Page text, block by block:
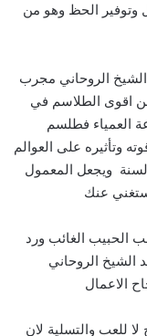
الحظ وهو من
الروحاني مجرب
من اقوى الطلاسم في
العمياء فطلسم
وتأثيره على العوالم
ويجعل المعمول
عنك
الغائب ورد
الشيخ الروحاني
الاعمال
للعب والتسلية لان